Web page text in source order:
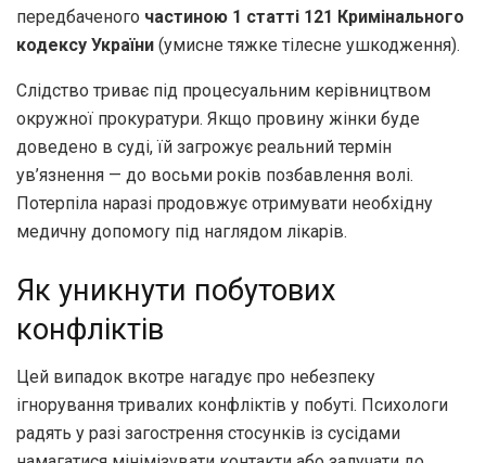
передбаченого частиною 1 статті 121 Кримінального
кодексу України (умисне тяжке тілесне ушкодження).
Слідство триває під процесуальним керівництвом
окружної прокуратури. Якщо провину жінки буде
доведено в суді, їй загрожує реальний термін
ув’язнення — до восьми років позбавлення волі.
Потерпіла наразі продовжує отримувати необхідну
медичну допомогу під наглядом лікарів.
Як уникнути побутових
конфліктів
Цей випадок вкотре нагадує про небезпеку
ігнорування тривалих конфліктів у побуті. Психологи
радять у разі загострення стосунків із сусідами